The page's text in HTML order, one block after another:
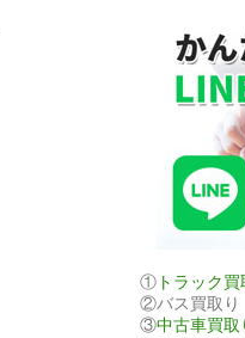
① トラック買
②バス買取り
③中古車買取